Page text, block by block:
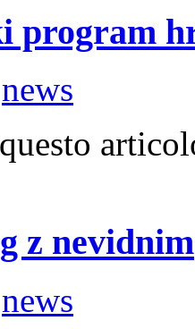
program
news
z nevidnim
news